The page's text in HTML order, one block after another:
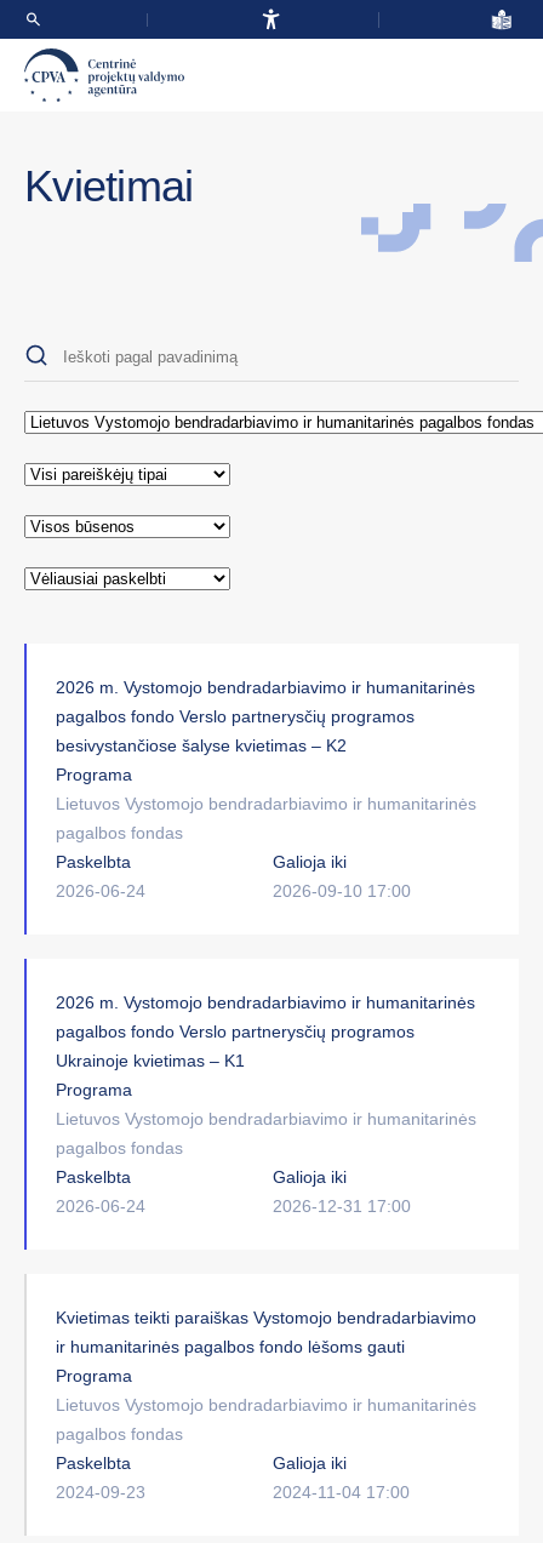
Kvietimai
2026 m. Vystomojo bendradarbiavimo ir humanitarinės
pagalbos fondo Verslo partnerysčių programos
besivystančiose šalyse kvietimas – K2
Programa
Lietuvos Vystomojo bendradarbiavimo ir humanitarinės
pagalbos fondas
Paskelbta
2026-06-24
Galioja iki
2026-09-10 17:00
2026 m. Vystomojo bendradarbiavimo ir humanitarinės
pagalbos fondo Verslo partnerysčių programos
Ukrainoje kvietimas – K1
Programa
Lietuvos Vystomojo bendradarbiavimo ir humanitarinės
pagalbos fondas
Paskelbta
2026-06-24
Galioja iki
2026-12-31 17:00
Kvietimas teikti paraiškas Vystomojo bendradarbiavimo
ir humanitarinės pagalbos fondo lėšoms gauti
Programa
Lietuvos Vystomojo bendradarbiavimo ir humanitarinės
pagalbos fondas
Paskelbta
2024-09-23
Galioja iki
2024-11-04 17:00